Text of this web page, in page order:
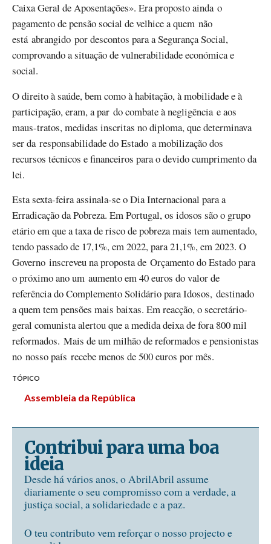
Caixa Geral de Aposentações». Era proposto ainda o
pagamento de pensão social de velhice a quem não
está abrangido por descontos para a Segurança Social,
comprovando a situação de vulnerabilidade económica e
social.
O direito à saúde, bem como à habitação, à mobilidade e à
participação, eram, a par do combate à negligência e aos
maus-tratos, medidas inscritas no diploma, que determinava
ser da responsabilidade do Estado a mobilização dos
recursos técnicos e financeiros para o devido cumprimento da
lei.
Esta sexta-feira assinala-se o Dia Internacional para a
Erradicação da Pobreza. Em Portugal, os idosos são o grupo
etário em que a taxa de risco de pobreza mais tem aumentado,
tendo passado de 17,1%, em 2022, para 21,1%, em 2023. O
Governo inscreveu na proposta de Orçamento do Estado para
o próximo ano um aumento em 40 euros do valor de
referência do Complemento Solidário para Idosos, destinado
a quem tem pensões mais baixas. Em reacção, o secretário-
geral comunista alertou que a medida deixa de fora 800 mil
reformados. Mais de um milhão de reformados e pensionistas
no nosso país recebe menos de 500 euros por mês.
TÓPICO
Assembleia da República
Contribui para uma boa
ideia
Desde há vários anos, o AbrilAbril assume
diariamente o seu compromisso com a verdade, a
justiça social, a solidariedade e a paz.
O teu contributo vem reforçar o nosso projecto e